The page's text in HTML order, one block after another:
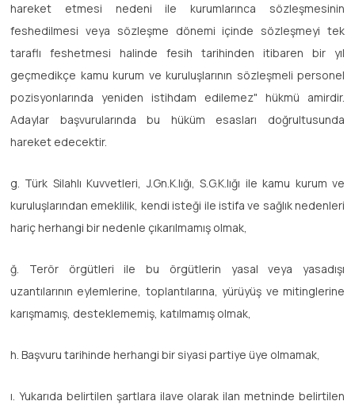
hareket etmesi nedeni ile kurumlarınca sözleşmesinin
feshedilmesi veya sözleşme dönemi içinde sözleşmeyi tek
taraflı feshetmesi halinde fesih tarihinden itibaren bir yıl
geçmedikçe kamu kurum ve kuruluşlarının sözleşmeli personel
pozisyonlarında yeniden istihdam edilemez" hükmü amirdir.
Adaylar başvurularında bu hüküm esasları doğrultusunda
hareket edecektir.
g. Türk Silahlı Kuvvetleri, J.Gn.K.lığı, S.G.K.lığı ile kamu kurum ve
kuruluşlarından emeklilik, kendi isteği ile istifa ve sağlık nedenleri
hariç herhangi bir nedenle çıkarılmamış olmak,
ğ. Terör örgütleri ile bu örgütlerin yasal veya yasadışı
uzantılarının eylemlerine, toplantılarına, yürüyüş ve mitinglerine
karışmamış, desteklememiş, katılmamış olmak,
h. Başvuru tarihinde herhangi bir siyasi partiye üye olmamak,
ı. Yukarıda belirtilen şartlara ilave olarak ilan metninde belirtilen